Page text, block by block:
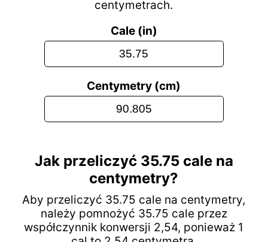
centymetrach.
Cale (in)
Centymetry (cm)
Jak przeliczyć 35.75 cale na
centymetry?
Aby przeliczyć 35.75 cale na centymetry,
należy pomnożyć 35.75 cale przez
współczynnik konwersji 2,54, ponieważ 1